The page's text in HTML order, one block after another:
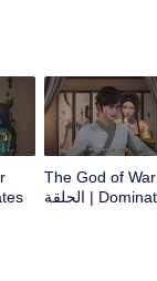
The God of War
Dominates | الحلقة